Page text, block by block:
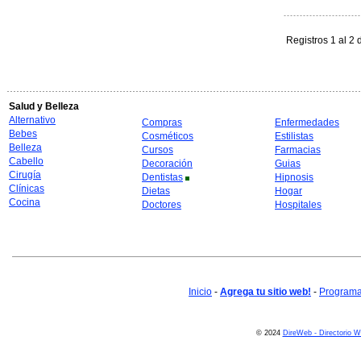
Registros 1 al 2
Salud y Belleza
Alternativo
Bebes
Belleza
Cabello
Cirugía
Clínicas
Cocina
Compras
Cosméticos
Cursos
Decoración
Dentistas
Dietas
Doctores
Enfermedades
Estilistas
Farmacias
Guias
Hipnosis
Hogar
Hospitales
Inicio - Agrega tu sitio web! -
© 2024 DireWeb - Directorio